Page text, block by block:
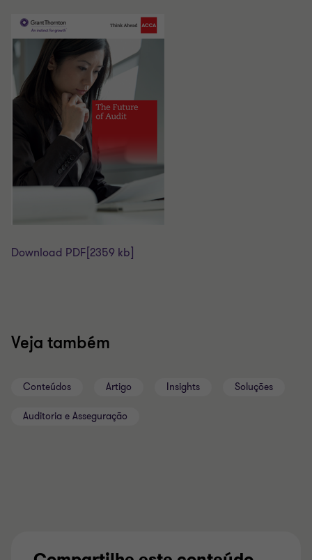
Download PDF [2359 kb]
Veja também
Conteúdos Artigo Insights Soluções
Auditoria e Asseguração